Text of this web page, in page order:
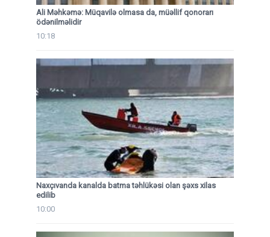
Ali Məhkəmə: Müqavilə olmasa da, müəllif qonorarı
ödənilməlidir
10:18
Naxçıvanda kanalda batma təhlükəsi olan şəxs xilas
edilib
10:00